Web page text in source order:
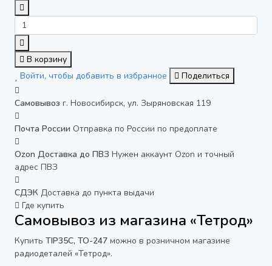
В корзину
Войти, чтобы добавить в избранное
Поделиться
Самовывоз г. Новосибирск, ул. Зыряновская 119
Почта России Отправка по России по предоплате
Ozon Доставка до ПВЗ Нужен аккаунт Ozon и точный
адрес ПВЗ
СДЭК Доставка до пункта выдачи
Где купить
Самовывоз из магазина «Тетрод»
Купить TIP35C, TO-247 можно в розничном магазине
радиодеталей «Тетрод».